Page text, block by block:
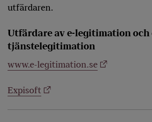
utfärdaren.
Utfärdare av e-legitimation och
tjänstelegitimation
www.e-legitimation.se
Expisoft